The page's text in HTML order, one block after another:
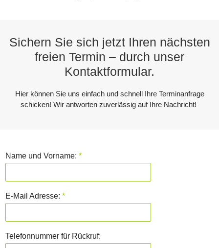
Sichern Sie sich jetzt Ihren nächsten
freien Termin – durch unser
Kontaktformular.
Hier können Sie uns einfach und schnell Ihre Terminanfrage
schicken! Wir antworten zuverlässig auf Ihre Nachricht!
Name und Vorname: *
E-Mail Adresse: *
Telefonnummer für Rückruf: